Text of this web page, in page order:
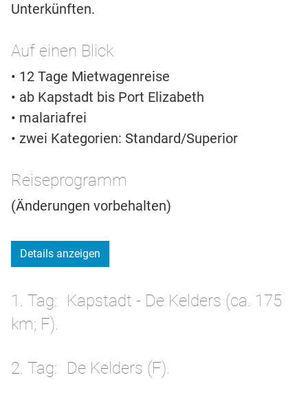
Unterkünften.
Auf einen Blick
• 12 Tage Mietwagenreise
• ab Kapstadt bis Port Elizabeth
• malariafrei
• zwei Kategorien: Standard/Superior
Reiseprogramm
(Änderungen vorbehalten)
Details anzeigen
1. Tag
Kapstadt - De Kelders (ca. 175
km; F).
2. Tag De Kelders (F).